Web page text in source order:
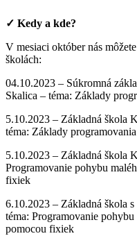
✓ Kedy a kde?
V mesiaci október nás
školách:
04.10.2023 – Súkromná
Skalica – téma: Základy
5.10.2023 – Základná škola
téma: Základy
5.10.2023 – Základná škola
Programovanie pohybu
fixiek
6.10.2023 – Základná škola
téma: Programovanie
pomocou fixiek